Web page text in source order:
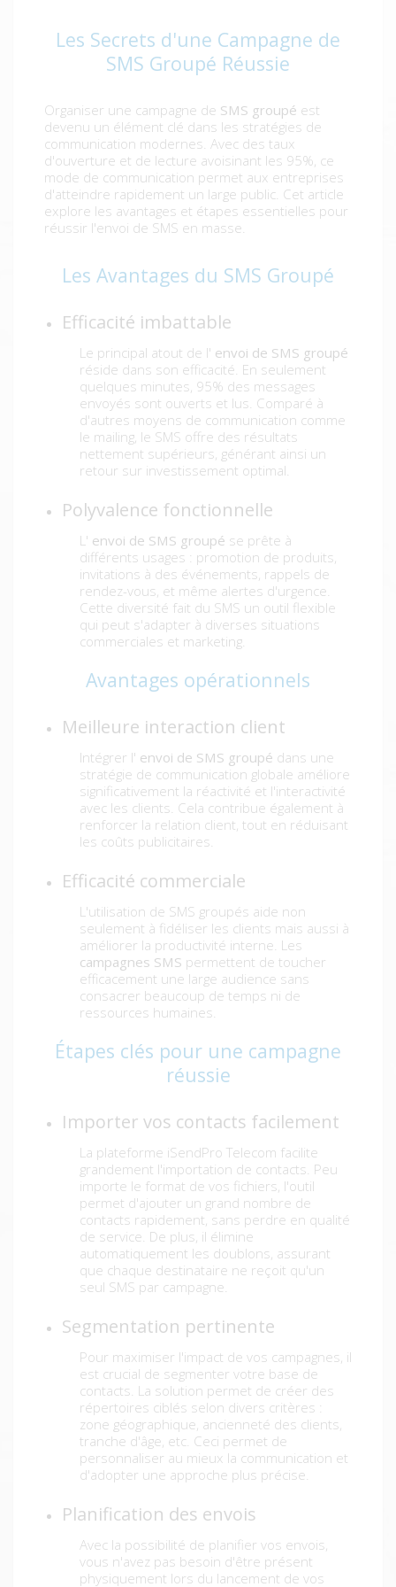
Les Secrets d'une Campagne de
SMS Groupé Réussie
Organiser une campagne de SMS groupé est
devenu un élément clé dans les stratégies de
communication modernes. Avec des taux
d'ouverture et de lecture avoisinant les 95%, ce
mode de communication permet aux entreprises
d'atteindre rapidement un large public. Cet article
explore les avantages et étapes essentielles pour
réussir l'envoi de SMS en masse.
Les Avantages du SMS Groupé
Efficacité imbattable
Le principal atout de l' envoi de SMS groupé
réside dans son efficacité. En seulement
quelques minutes, 95% des messages
envoyés sont ouverts et lus. Comparé à
d'autres moyens de communication comme
le mailing, le SMS offre des résultats
nettement supérieurs, générant ainsi un
retour sur investissement optimal.
Polyvalence fonctionnelle
L' envoi de SMS groupé se prête à
différents usages : promotion de produits,
invitations à des événements, rappels de
rendez-vous, et même alertes d'urgence.
Cette diversité fait du SMS un outil flexible
qui peut s'adapter à diverses situations
commerciales et marketing.
Avantages opérationnels
Meilleure interaction client
Intégrer l' envoi de SMS groupé dans une
stratégie de communication globale améliore
significativement la réactivité et l'interactivité
avec les clients. Cela contribue également à
renforcer la relation client, tout en réduisant
les coûts publicitaires.
Efficacité commerciale
L'utilisation de SMS groupés aide non
seulement à fidéliser les clients mais aussi à
améliorer la productivité interne. Les
campagnes SMS permettent de toucher
efficacement une large audience sans
consacrer beaucoup de temps ni de
ressources humaines.
Étapes clés pour une campagne
réussie
Importer vos contacts facilement
La plateforme iSendPro Telecom facilite
grandement l'importation de contacts. Peu
importe le format de vos fichiers, l'outil
permet d'ajouter un grand nombre de
contacts rapidement, sans perdre en qualité
de service. De plus, il élimine
automatiquement les doublons, assurant
que chaque destinataire ne reçoit qu'un
seul SMS par campagne.
Segmentation pertinente
Pour maximiser l'impact de vos campagnes, il
est crucial de segmenter votre base de
contacts. La solution permet de créer des
répertoires ciblés selon divers critères :
zone géographique, ancienneté des clients,
tranche d'âge, etc. Ceci permet de
personnaliser au mieux la communication et
d'adopter une approche plus précise.
Planification des envois
Avec la possibilité de planifier vos envois,
vous n'avez pas besoin d'être présent
physiquement lors du lancement de vos